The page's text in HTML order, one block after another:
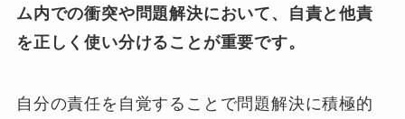
ム内での衝突や問題解決において、自責と他責
を正しく使い分けることが重要です。
自分の責任を自覚することで問題解決に積極的